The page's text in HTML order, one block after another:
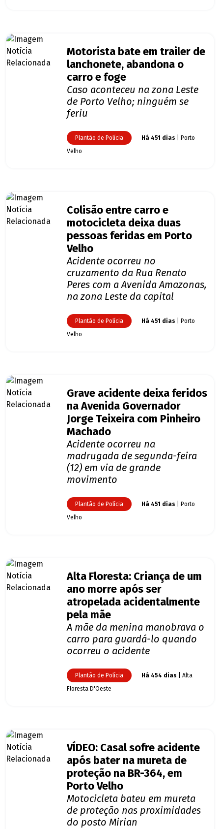
Motorista bate em trailer de
lanchonete, abandona o
carro e foge
Caso aconteceu na zona Leste
de Porto Velho; ninguém se
feriu
Plantão de Polícia Há 451 dias | Porto
Velho
Colisão entre carro e
motocicleta deixa duas
pessoas feridas em Porto
Velho
Acidente ocorreu no
cruzamento da Rua Renato
Peres com a Avenida Amazonas,
na zona Leste da capital
Plantão de Polícia Há 451 dias | Porto
Velho
Grave acidente deixa feridos
na Avenida Governador
Jorge Teixeira com Pinheiro
Machado
Acidente ocorreu na
madrugada de segunda-feira
(12) em via de grande
movimento
Plantão de Polícia Há 451 dias | Porto
Velho
Alta Floresta: Criança de um
ano morre após ser
atropelada acidentalmente
pela mãe
A mãe da menina manobrava o
carro para guardá-lo quando
ocorreu o acidente
Plantão de Polícia Há 454 dias | Alta
Floresta D'Oeste
VÍDEO: Casal sofre acidente
após bater na mureta de
proteção na BR-364, em
Porto Velho
Motocicleta bateu em mureta
de proteção nas proximidades
do posto Mirian